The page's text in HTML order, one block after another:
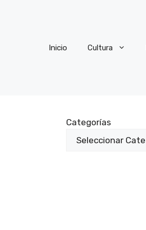
Inicio Cultura
Categorías